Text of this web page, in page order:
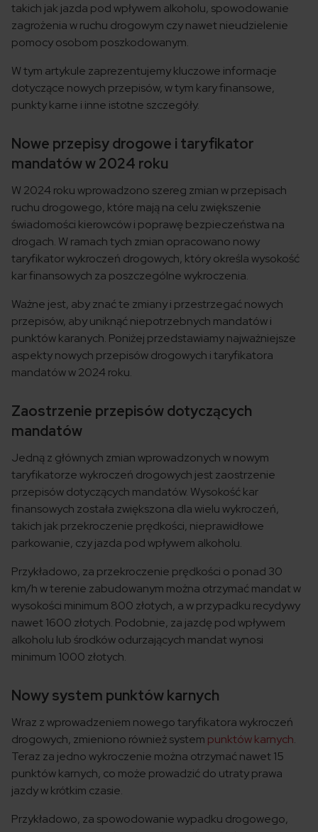
takich jak jazda pod wpływem alkoholu, spowodowanie
zagrożenia w ruchu drogowym czy nawet nieudzielenie
pomocy osobom poszkodowanym.
W tym artykule zaprezentujemy kluczowe informacje
dotyczące nowych przepisów, w tym kary finansowe,
punkty karne i inne istotne szczegóły.
Nowe przepisy drogowe i taryfikator
mandatów w 2024 roku
W 2024 roku wprowadzono szereg zmian w przepisach
ruchu drogowego, które mają na celu zwiększenie
świadomości kierowców i poprawę bezpieczeństwa na
drogach. W ramach tych zmian opracowano nowy
taryfikator wykroczeń drogowych, który określa wysokość
kar finansowych za poszczególne wykroczenia.
Ważne jest, aby znać te zmiany i przestrzegać nowych
przepisów, aby uniknąć niepotrzebnych mandatów i
punktów karanych. Poniżej przedstawiamy najważniejsze
aspekty nowych przepisów drogowych i taryfikatora
mandatów w 2024 roku.
Zaostrzenie przepisów dotyczących
mandatów
Jedną z głównych zmian wprowadzonych w nowym
taryfikatorze wykroczeń drogowych jest zaostrzenie
przepisów dotyczących mandatów. Wysokość kar
finansowych została zwiększona dla wielu wykroczeń,
takich jak przekroczenie prędkości, nieprawidłowe
parkowanie, czy jazda pod wpływem alkoholu.
Przykładowo, za przekroczenie prędkości o ponad 30
km/h w terenie zabudowanym można otrzymać mandat w
wysokości minimum 800 złotych, a w przypadku recydywy
nawet 1600 złotych. Podobnie, za jazdę pod wpływem
alkoholu lub środków odurzających mandat wynosi
minimum 1000 złotych.
Nowy system punktów karnych
Wraz z wprowadzeniem nowego taryfikatora wykroczeń
drogowych, zmieniono również system punktów karnych.
Teraz za jedno wykroczenie można otrzymać nawet 15
punktów karnych, co może prowadzić do utraty prawa
jazdy w krótkim czasie.
Przykładowo, za spowodowanie wypadku drogowego,